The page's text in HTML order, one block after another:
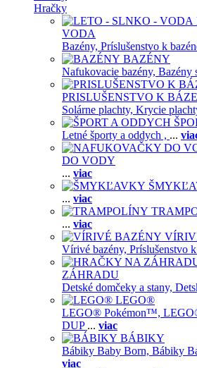
Hračky
VODA
Bazény, Príslušenstvo k
BAZÉNY
Nafukovacie bazény, Bazény
PRISLUŠENSTVO K
Solárne plachty, Krycie
Letné športy a oddych , ...
DO VODY
... viac
... viac
... viac
Vírivé bazény, Príslušenstvo
ZÁHRADU
Detské domčeky a stany,
LEGO®
LEGO® Pokémon™,
DUP ... viac
BÁBIKY
Bábiky Baby Born, Bábiky
viac